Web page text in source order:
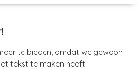
te bieden, omdat we gewoon
tekst te maken heeft!